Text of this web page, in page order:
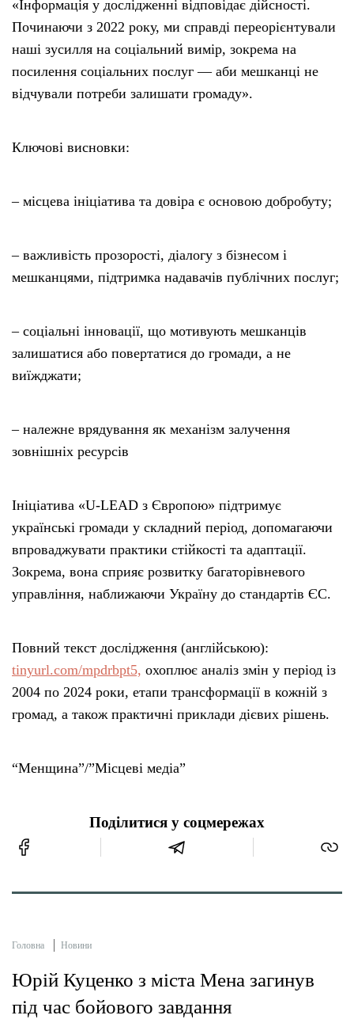
«Інформація у дослідженні відповідає дійсності.
Починаючи з 2022 року, ми справді переорієнтували
наші зусилля на соціальний вимір, зокрема на
посилення соціальних послуг — аби мешканці не
відчували потреби залишати громаду».
Ключові висновки:
– місцева ініціатива та довіра є основою добробуту;
– важливість прозорості, діалогу з бізнесом і
мешканцями, підтримка надавачів публічних послуг;
– соціальні інновації, що мотивують мешканців
залишатися або повертатися до громади, а не
виїжджати;
– належне врядування як механізм залучення
зовнішніх ресурсів
Ініціатива «U-LEAD з Європою» підтримує
українські громади у складний період, допомагаючи
впроваджувати практики стійкості та адаптації.
Зокрема, вона сприяє розвитку багаторівневого
управління, наближаючи Україну до стандартів ЄС.
Повний текст дослідження (англійською):
tinyurl.com/mpdrbpt5, охоплює аналіз змін у період із
2004 по 2024 роки, етапи трансформації в кожній з
громад, а також практичні приклади дієвих рішень.
“Менщина”/”Місцеві медіа”
Поділитися у соцмережах
Головна Новини
Юрій Куценко з міста Мена загинув
під час бойового завдання